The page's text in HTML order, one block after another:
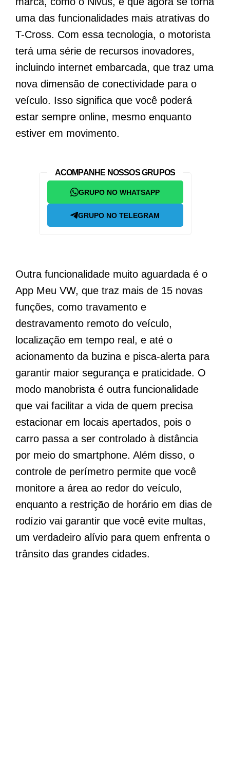
uma das funcionalidades mais atrativas do
T-Cross. Com essa tecnologia, o motorista
terá uma série de recursos inovadores,
incluindo internet embarcada, que traz uma
nova dimensão de conectividade para o
veículo. Isso significa que você poderá
estar sempre online, mesmo enquanto
estiver em movimento.
ACOMPANHE NOSSOS GRUPOS
GRUPO NO WHATSAPP
GRUPO NO TELEGRAM
Outra funcionalidade muito aguardada é o
App Meu VW, que traz mais de 15 novas
funções, como travamento e
destravamento remoto do veículo,
localização em tempo real, e até o
acionamento da buzina e pisca-alerta para
garantir maior segurança e praticidade. O
modo manobrista é outra funcionalidade
que vai facilitar a vida de quem precisa
estacionar em locais apertados, pois o
carro passa a ser controlado à distância
por meio do smartphone. Além disso, o
controle de perímetro permite que você
monitore a área ao redor do veículo,
enquanto a restrição de horário em dias de
rodízio vai garantir que você evite multas,
um verdadeiro alívio para quem enfrenta o
trânsito das grandes cidades.